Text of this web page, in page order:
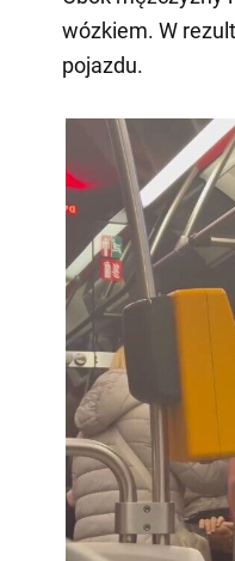
wózkiem. W
pojazdu.